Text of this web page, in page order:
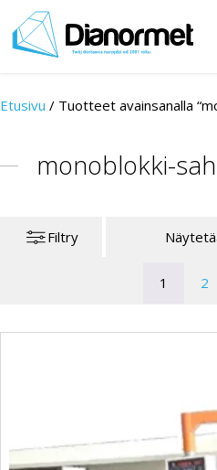
Etusivu / Tuotteet avainsanalla
monoblokki-
Filtry
1 2